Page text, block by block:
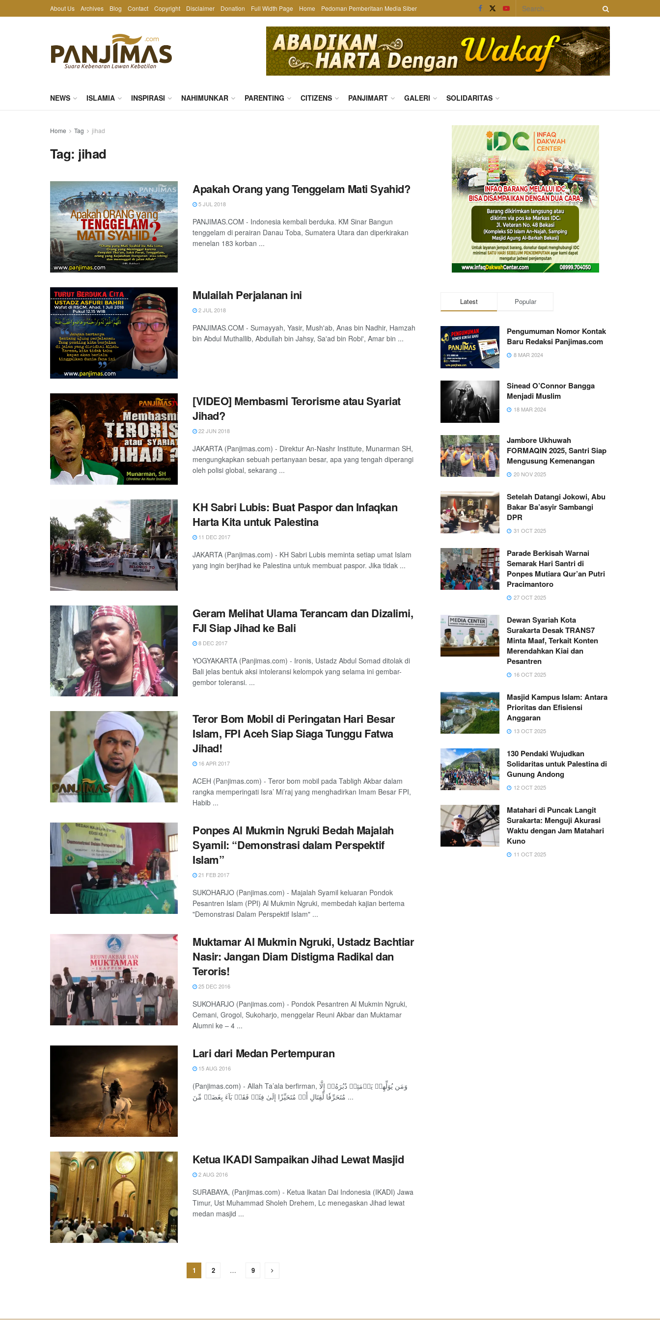
About Us Archives Blog Contact Copyright Disclaimer Donation Full Width Page Home Pedoman Pemberitaan Media Siber
NEWS ISLAMIA INSPIRASI NAHIMUNKAR PARENTING CITIZENS PANJIMART GALERI SOLIDARITAS
Home Tag jihad
Tag: jihad
Apakah Orang yang Tenggelam Mati Syahid?
5 JUL 2018
PANJIMAS.COM - Indonesia kembali berduka. KM Sinar Bangun
tenggelam di perairan Danau Toba, Sumatera Utara dan diperkirakan
menelan 183 korban ...
Mulailah Perjalanan ini
2 JUL 2018
PANJIMAS.COM - Sumayyah, Yasir, Mush'ab, Anas bin Nadhir, Hamzah
bin Abdul Muthallib, Abdullah bin Jahsy, Sa'ad bin Robi', Amar bin ...
[VIDEO] Membasmi Terorisme atau Syariat
Jihad?
22 JUN 2018
JAKARTA (Panjimas.com) - Direktur An-Nashr Institute, Munarman SH,
mengungkapkan sebuah pertanyaan besar, apa yang tengah diperangi
oleh polisi global, sekarang ...
KH Sabri Lubis: Buat Paspor dan Infaqkan
Harta Kita untuk Palestina
11 DEC 2017
JAKARTA (Panjimas.com) - KH Sabri Lubis meminta setiap umat Islam
yang ingin berjihad ke Palestina untuk membuat paspor. Jika tidak ...
Geram Melihat Ulama Terancam dan Dizalimi,
FJI Siap Jihad ke Bali
8 DEC 2017
YOGYAKARTA (Panjimas.com) - Ironis, Ustadz Abdul Somad ditolak di
Bali jelas bentuk aksi intoleransi kelompok yang selama ini gembar-
gembor toleransi. ...
Teror Bom Mobil di Peringatan Hari Besar
Islam, FPI Aceh Siap Siaga Tunggu Fatwa
Jihad!
16 APR 2017
ACEH (Panjimas.com) - Teror bom mobil pada Tabligh Akbar dalam
rangka memperingati Isra’ Mi’raj yang menghadirkan Imam Besar FPI,
Habib ...
Ponpes Al Mukmin Ngruki Bedah Majalah
Syamil: “Demonstrasi dalam Perspektif
Islam”
21 FEB 2017
SUKOHARJO (Panjimas.com) - Majalah Syamil keluaran Pondok
Pesantren Islam (PPI) Al Mukmin Ngruki, membedah kajian bertema
"Demonstrasi Dalam Perspektif Islam" ...
Muktamar Al Mukmin Ngruki, Ustadz Bachtiar
Nasir: Jangan Diam Distigma Radikal dan
Teroris!
25 DEC 2016
SUKOHARJO (Panjimas.com) - Pondok Pesantren Al Mukmin Ngruki,
Cemani, Grogol, Sukoharjo, menggelar Reuni Akbar dan Muktamar
Alumni ke – 4 ...
Lari dari Medan Pertempuran
15 AUG 2016
(Panjimas.com) - Allah Ta’ala berfirman, وَمَن يُوَلِّهِمۡ يَوۡمَئِذٖ دُبُرَهُۥٓ إِلَّا
مُتَحَرِّفٗا لِّقِتَالٍ أَوۡ مُتَحَيِّزًا إِلَىٰ فِئَةٖ فَقَدۡ بَآءَ بِغَضَبٖ مِّنَ ...
Ketua IKADI Sampaikan Jihad Lewat Masjid
2 AUG 2016
SURABAYA, (Panjimas.com) - Ketua Ikatan Dai Indonesia (IKADI) Jawa
Timur, Ust Muhammad Sholeh Drehem, Lc menegaskan Jihad lewat
medan masjid ...
1 2 … 9
Latest Popular
Pengumuman Nomor Kontak
Baru Redaksi Panjimas.com
8 MAR 2024
Sinead O’Connor Bangga
Menjadi Muslim
18 MAR 2024
Jambore Ukhuwah
FORMAQIN 2025, Santri Siap
Mengusung Kemenangan
20 NOV 2025
Setelah Datangi Jokowi, Abu
Bakar Ba’asyir Sambangi
DPR
31 OCT 2025
Parade Berkisah Warnai
Semarak Hari Santri di
Ponpes Mutiara Qur’an Putri
Pracimantoro
27 OCT 2025
Dewan Syariah Kota
Surakarta Desak TRANS7
Minta Maaf, Terkait Konten
Merendahkan Kiai dan
Pesantren
16 OCT 2025
Masjid Kampus Islam: Antara
Prioritas dan Efisiensi
Anggaran
13 OCT 2025
130 Pendaki Wujudkan
Solidaritas untuk Palestina di
Gunung Andong
12 OCT 2025
Matahari di Puncak Langit
Surakarta: Menguji Akurasi
Waktu dengan Jam Matahari
Kuno
11 OCT 2025